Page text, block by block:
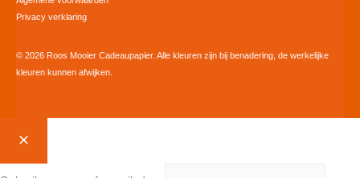
© 2026 Roos Mooier Cadeaupapier. Alle kleuren zijn bij benadering, de werkelijke
kleuren kunnen afwijken.
Privacy verklaring